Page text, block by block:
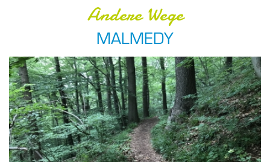
Andere Wege
MALMEDY